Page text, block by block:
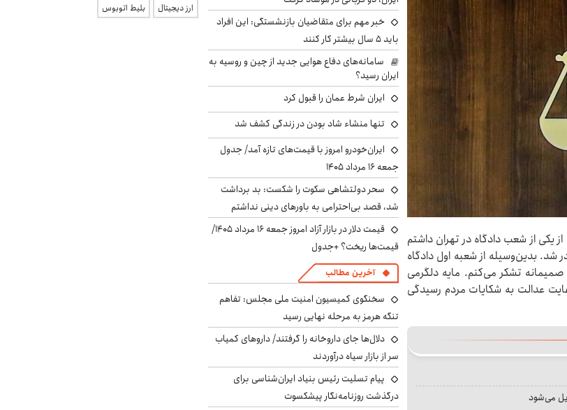
یکی از شعب دادگاه در تهران داشتم
بدین‌وسیله از شعبه اول دادگاه
تشکر می‌کنم. مایه دلگرمی
عدالت به شکایات مردم رسیدگی
می‌شود
خبر مهم برای متقاضیان بازنشستگی: این افراد
باید ۵ سال بیشتر کار کنند
سامانه‌های دفاع هوایی جدید از چین و روسیه به
ایران رسید؟
ایران شرط عمان را قبول کرد
تنها منشاء شاد بودن در زندگی کشف شد
ایران‌خودرو امروز با قیمت‌های تازه آمد/ جدول
جمعه ۱۶ مرداد ۱۴۰۵
سحر دولتشاهی سکوت را شکست: بد برداشت
شد، قصد بی‌احترامی به باورهای دینی نداشتم
قیمت دلار در بازار آزاد امروز جمعه ۱۶ مرداد ۱۴۰۵/
قیمت‌ها ریخت؟ +جدول
آخرین مطالب
سخنگوی کمیسیون امنیت ملی مجلس: تفاهم
تنگه هرمز به مرحله نهایی رسید
دلال‌ها جای داروخانه را گرفتند/ داروهای کمیاب
سر از بازار سیاه درآوردند
پیام تسلیت رئیس بنیاد ایران‌شناسی برای
درگذشت روزنامه‌نگار پیشکسوت
ارز دیجیتال
بلیط اتوبوس